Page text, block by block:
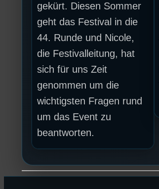
gekürt. Diesen Sommer
geht das Festival in die
44. Runde und Nicole,
die Festivalleitung, hat
sich für uns Zeit
genommen um die
wichtigsten Fragen rund
um das Event zu
beantworten.